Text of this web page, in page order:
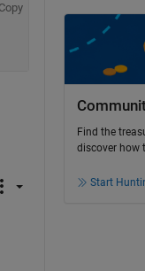
Copy
Find the
discover how
Start